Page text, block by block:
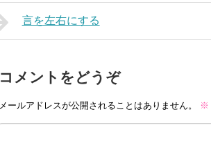
言を左右にする
コメントをどうぞ
メールアドレスが公開されることはありません。 ※